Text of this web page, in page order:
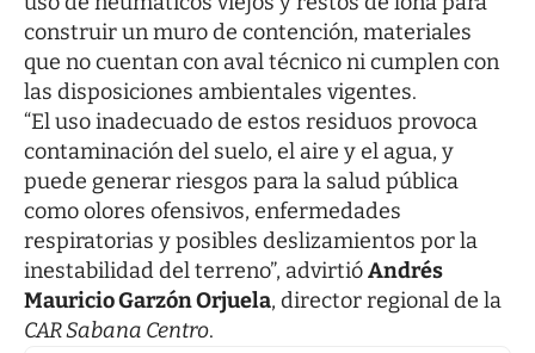
construir un muro de contención, materiales
que no cuentan con aval técnico ni cumplen con
las disposiciones ambientales vigentes.
“El uso inadecuado de estos residuos provoca
contaminación del suelo, el aire y el agua, y
puede generar riesgos para la salud pública
como olores ofensivos, enfermedades
respiratorias y posibles deslizamientos por la
inestabilidad del terreno”, advirtióAndrés
Mauricio Garzón Orjuela, director regional de la
CAR Sabana Centro.